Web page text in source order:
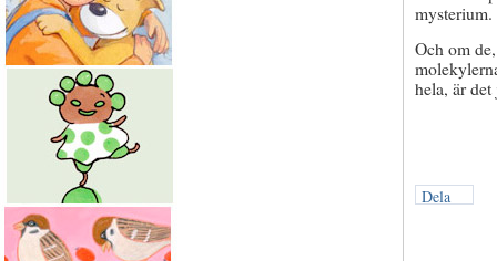
mysterium.
Och om
hela, är
Dela